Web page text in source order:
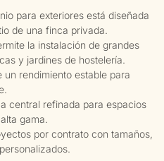
para exteriores está diseñada
de una finca privada.
la instalación de grandes
y jardines de hostelería.
rendimiento estable para
central refinada para espacios
gama.
por contrato con tamaños,